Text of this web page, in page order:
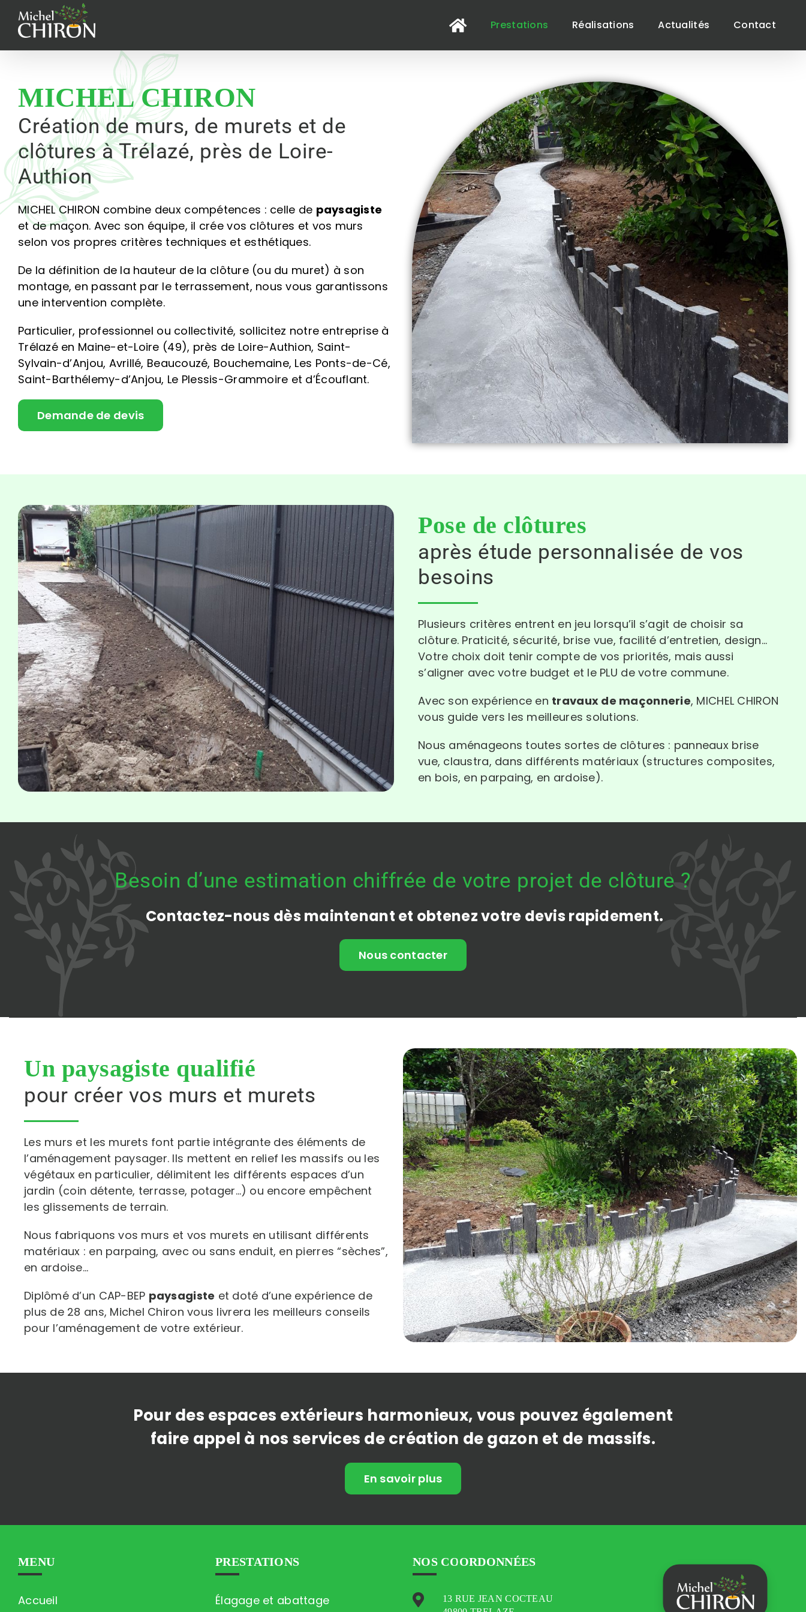
Passer
contenu
Prestations Réalisations Actualités Contact
MICHEL CHIRON
Création de murs, de murets et de
clôtures à Trélazé, près de Loire-
Authion
MICHEL CHIRON combine deux compétences : celle de paysagiste
et de maçon. Avec son équipe, il crée vos clôtures et vos murs
selon vos propres critères techniques et esthétiques.
De la définition de la hauteur de la clôture (ou du muret) à son
montage, en passant par le terrassement, nous vous garantissons
une intervention complète.
Particulier, professionnel ou collectivité, sollicitez notre entreprise à
Trélazé en Maine-et-Loire (49), près de Loire-Authion, Saint-
Sylvain-d’Anjou, Avrillé, Beaucouzé, Bouchemaine, Les Ponts-de-Cé,
Saint-Barthélemy-d’Anjou, Le Plessis-Grammoire et d’Écouflant.
Demande de devis
Pose de clôtures
après étude personnalisée de vos
besoins
Plusieurs critères entrent en jeu lorsqu’il s’agit de choisir sa
clôture. Praticité, sécurité, brise vue, facilité d’entretien, design…
Votre choix doit tenir compte de vos priorités, mais aussi
s’aligner avec votre budget et le PLU de votre commune.
Avec son expérience en travaux de maçonnerie, MICHEL CHIRON
vous guide vers les meilleures solutions.
Nous aménageons toutes sortes de clôtures : panneaux brise
vue, claustra, dans différents matériaux (structures composites,
en bois, en parpaing, en ardoise).
Besoin d’une estimation chiffrée de votre projet de clôture ?
Contactez-nous dès maintenant et obtenez votre devis rapidement.
Nous contacter
Un paysagiste qualifié
pour créer vos murs et murets
Les murs et les murets font partie intégrante des éléments de
l’aménagement paysager. Ils mettent en relief les massifs ou les
végétaux en particulier, délimitent les différents espaces d’un
jardin (coin détente, terrasse, potager…) ou encore empêchent
les glissements de terrain.
Nous fabriquons vos murs et vos murets en utilisant différents
matériaux : en parpaing, avec ou sans enduit, en pierres “sèches”,
en ardoise…
Diplômé d’un CAP-BEP paysagiste et doté d’une expérience de
plus de 28 ans, Michel Chiron vous livrera les meilleurs conseils
pour l’aménagement de votre extérieur.
Pour des espaces extérieurs harmonieux, vous pouvez également
faire appel à nos services de création de gazon et de massifs.
En savoir plus
MENU
Accueil
PRESTATIONS
Élagage et abattage
NOS COORDONNÉES
13 RUE JEAN COCTEAU